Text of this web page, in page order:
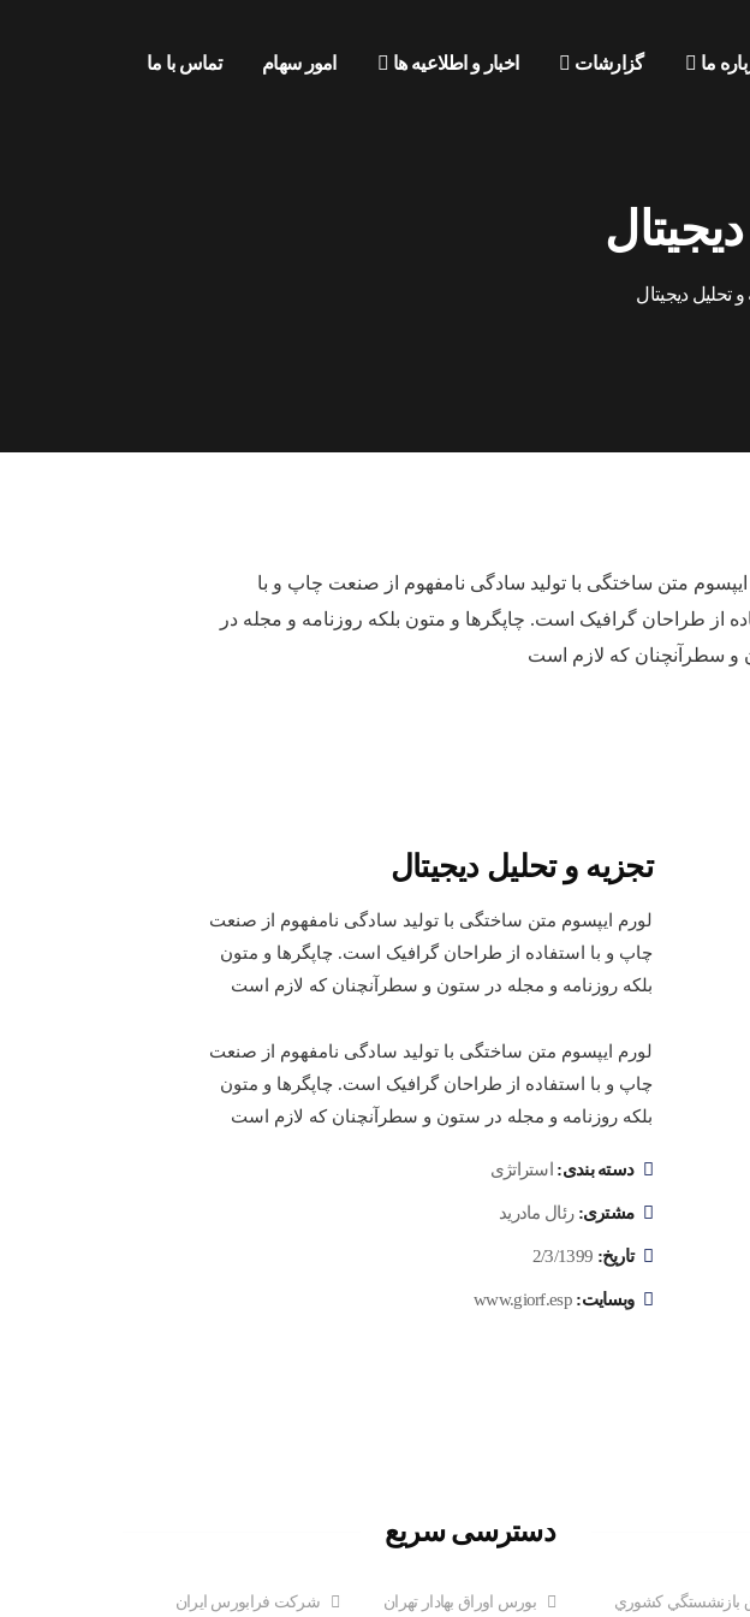
ما گزارشات اخبار و اطلاعیه ها امور سهام تماس با ما
و تحلیل دیجیتال
ایپسوم متن ساختگی با تولید سادگی نامفهوم از صنعت چاپ و با
از طراحان گرافیک است. چاپگرها و متون بلکه روزنامه و مجله در
و سطرآنچنان که لازم است
تجزیه و تحلیل دیجیتال
لورم ایپسوم متن ساختگی با تولید سادگی نامفهوم از صنعت
چاپ و با استفاده از طراحان گرافیک است. چاپگرها و متون
بلکه روزنامه و مجله در ستون و سطرآنچنان که لازم است
لورم ایپسوم متن ساختگی با تولید سادگی نامفهوم از صنعت
چاپ و با استفاده از طراحان گرافیک است. چاپگرها و متون
بلکه روزنامه و مجله در ستون و سطرآنچنان که لازم است
دسته بندی: استراتژی
مشتری: رئال مادرید
تاریخ: 2/3/1399
وبسایت: www.giorf.esp
بازنشستگي کشوري
دسترسی سریع
بورس اوراق بهادار تهران شرکت فرابورس ایران